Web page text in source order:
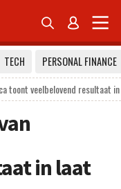
 
TECH
PERSONAL FINANCE
toont veelbelovend resultaat
in laat